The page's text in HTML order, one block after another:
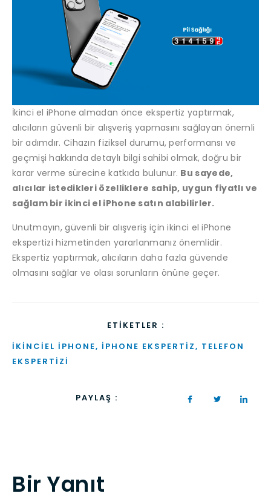
İkinci el iPhone almadan önce ekspertiz yaptırmak,
alıcıların güvenli bir alışveriş yapmasını sağlayan önemli
bir adımdır. Cihazın fiziksel durumu, performansı ve
geçmişi hakkında detaylı bilgi sahibi olmak, doğru bir
karar verme sürecine katkıda bulunur. Bu sayede,
alıcılar istedikleri özelliklere sahip, uygun fiyatlı ve
sağlam bir ikinci el iPhone satın alabilirler.
Unutmayın, güvenli bir alışveriş için ikinci el iPhone
ekspertizi hizmetinden yararlanmanız önemlidir.
Ekspertiz yaptırmak, alıcıların daha fazla güvende
olmasını sağlar ve olası sorunların önüne geçer.
ETIKETLER :
IKINCIEL IPHONE, IPHONE EKSPERTIZ, TELEFON
EKSPERTIZI
PAYLAŞ :
Bir Yanıt